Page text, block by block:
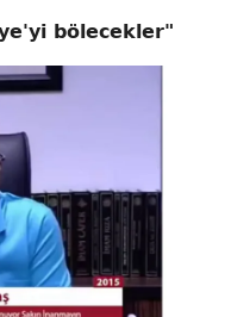
bölecekler"